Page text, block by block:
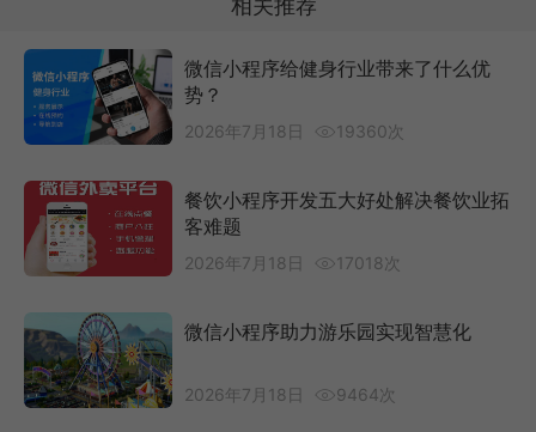
相关推荐
微信小程序给健身行业带来了什么优
势？
2026年7月18日 19360次
餐饮小程序开发五大好处解决餐饮业拓
客难题
2026年7月18日 17018次
微信小程序助力游乐园实现智慧化
2026年7月18日 9464次